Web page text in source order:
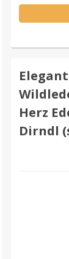
Herz
Dirndl